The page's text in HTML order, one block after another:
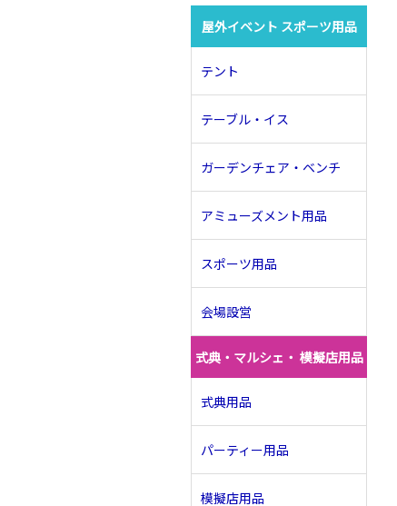
屋外イベント スポーツ用品
テント
テーブル・イス
ガーデンチェア・ベンチ
アミューズメント用品
スポーツ用品
会場設営
式典・マルシェ・ 模擬店用品
式典用品
パーティー用品
模擬店用品